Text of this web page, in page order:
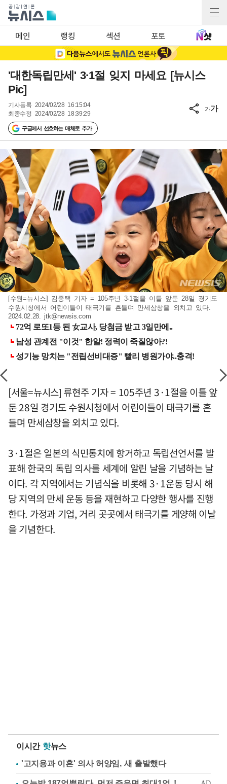
메인 랭킹 섹션 포토
'대한독립만세' 3·1절 잊지 마세요 [뉴시스
Pic]
기사등록 2024/02/28 16:15:04
최종수정 2024/02/28 18:39:29
구글에서 선호하는 매체로 추가
가가
[수원=뉴시스] 김종택 기자 = 105주년 3·1절을 이틀 앞둔 28일 경기도
수원시청에서 어린이들이 태극기를 흔들며 만세삼창을 외치고 있다.
2024.02.28. jtk@newsis.com
[서울=뉴시스] 류현주 기자 = 105주년 3·1절을 이틀 앞
둔 28일 경기도 수원시청에서 어린이들이 태극기를 흔
들며 만세삼창을 외치고 있다.
3·1절은 일본의 식민통치에 항거하고 독립선언서를 발
표해 한국의 독립 의사를 세계에 알린 날을 기념하는 날
이다. 각 지역에서는 기념식을 비롯해 3·1운동 당시 해
당 지역의 만세 운동 등을 재현하고 다양한 행사를 진행
한다. 가정과 기업, 거리 곳곳에서 태극기를 게양해 이날
을 기념한다.
이시간 핫뉴스
'고지용과 이혼' 의사 허양임, 새 출발했다